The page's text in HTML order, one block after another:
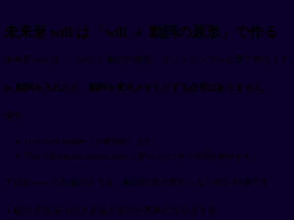
未来形 will は「will ＋ 動詞の原形」で作る
未来形 will は、「will ＋ 動詞の原形」というシンプルな形で作ります。
be 動詞を入れたり、動詞を変化させたりする必要はありません 。
例文：
I will study tonight.（今夜勉強します）
They will start the meeting soon.（彼らはもうすぐ会議を始めます）
主語が you でも他の人でも、動詞の形が変わらないのが特徴です。
＋動詞 の形をそのまま覚えるのが基本になります😊